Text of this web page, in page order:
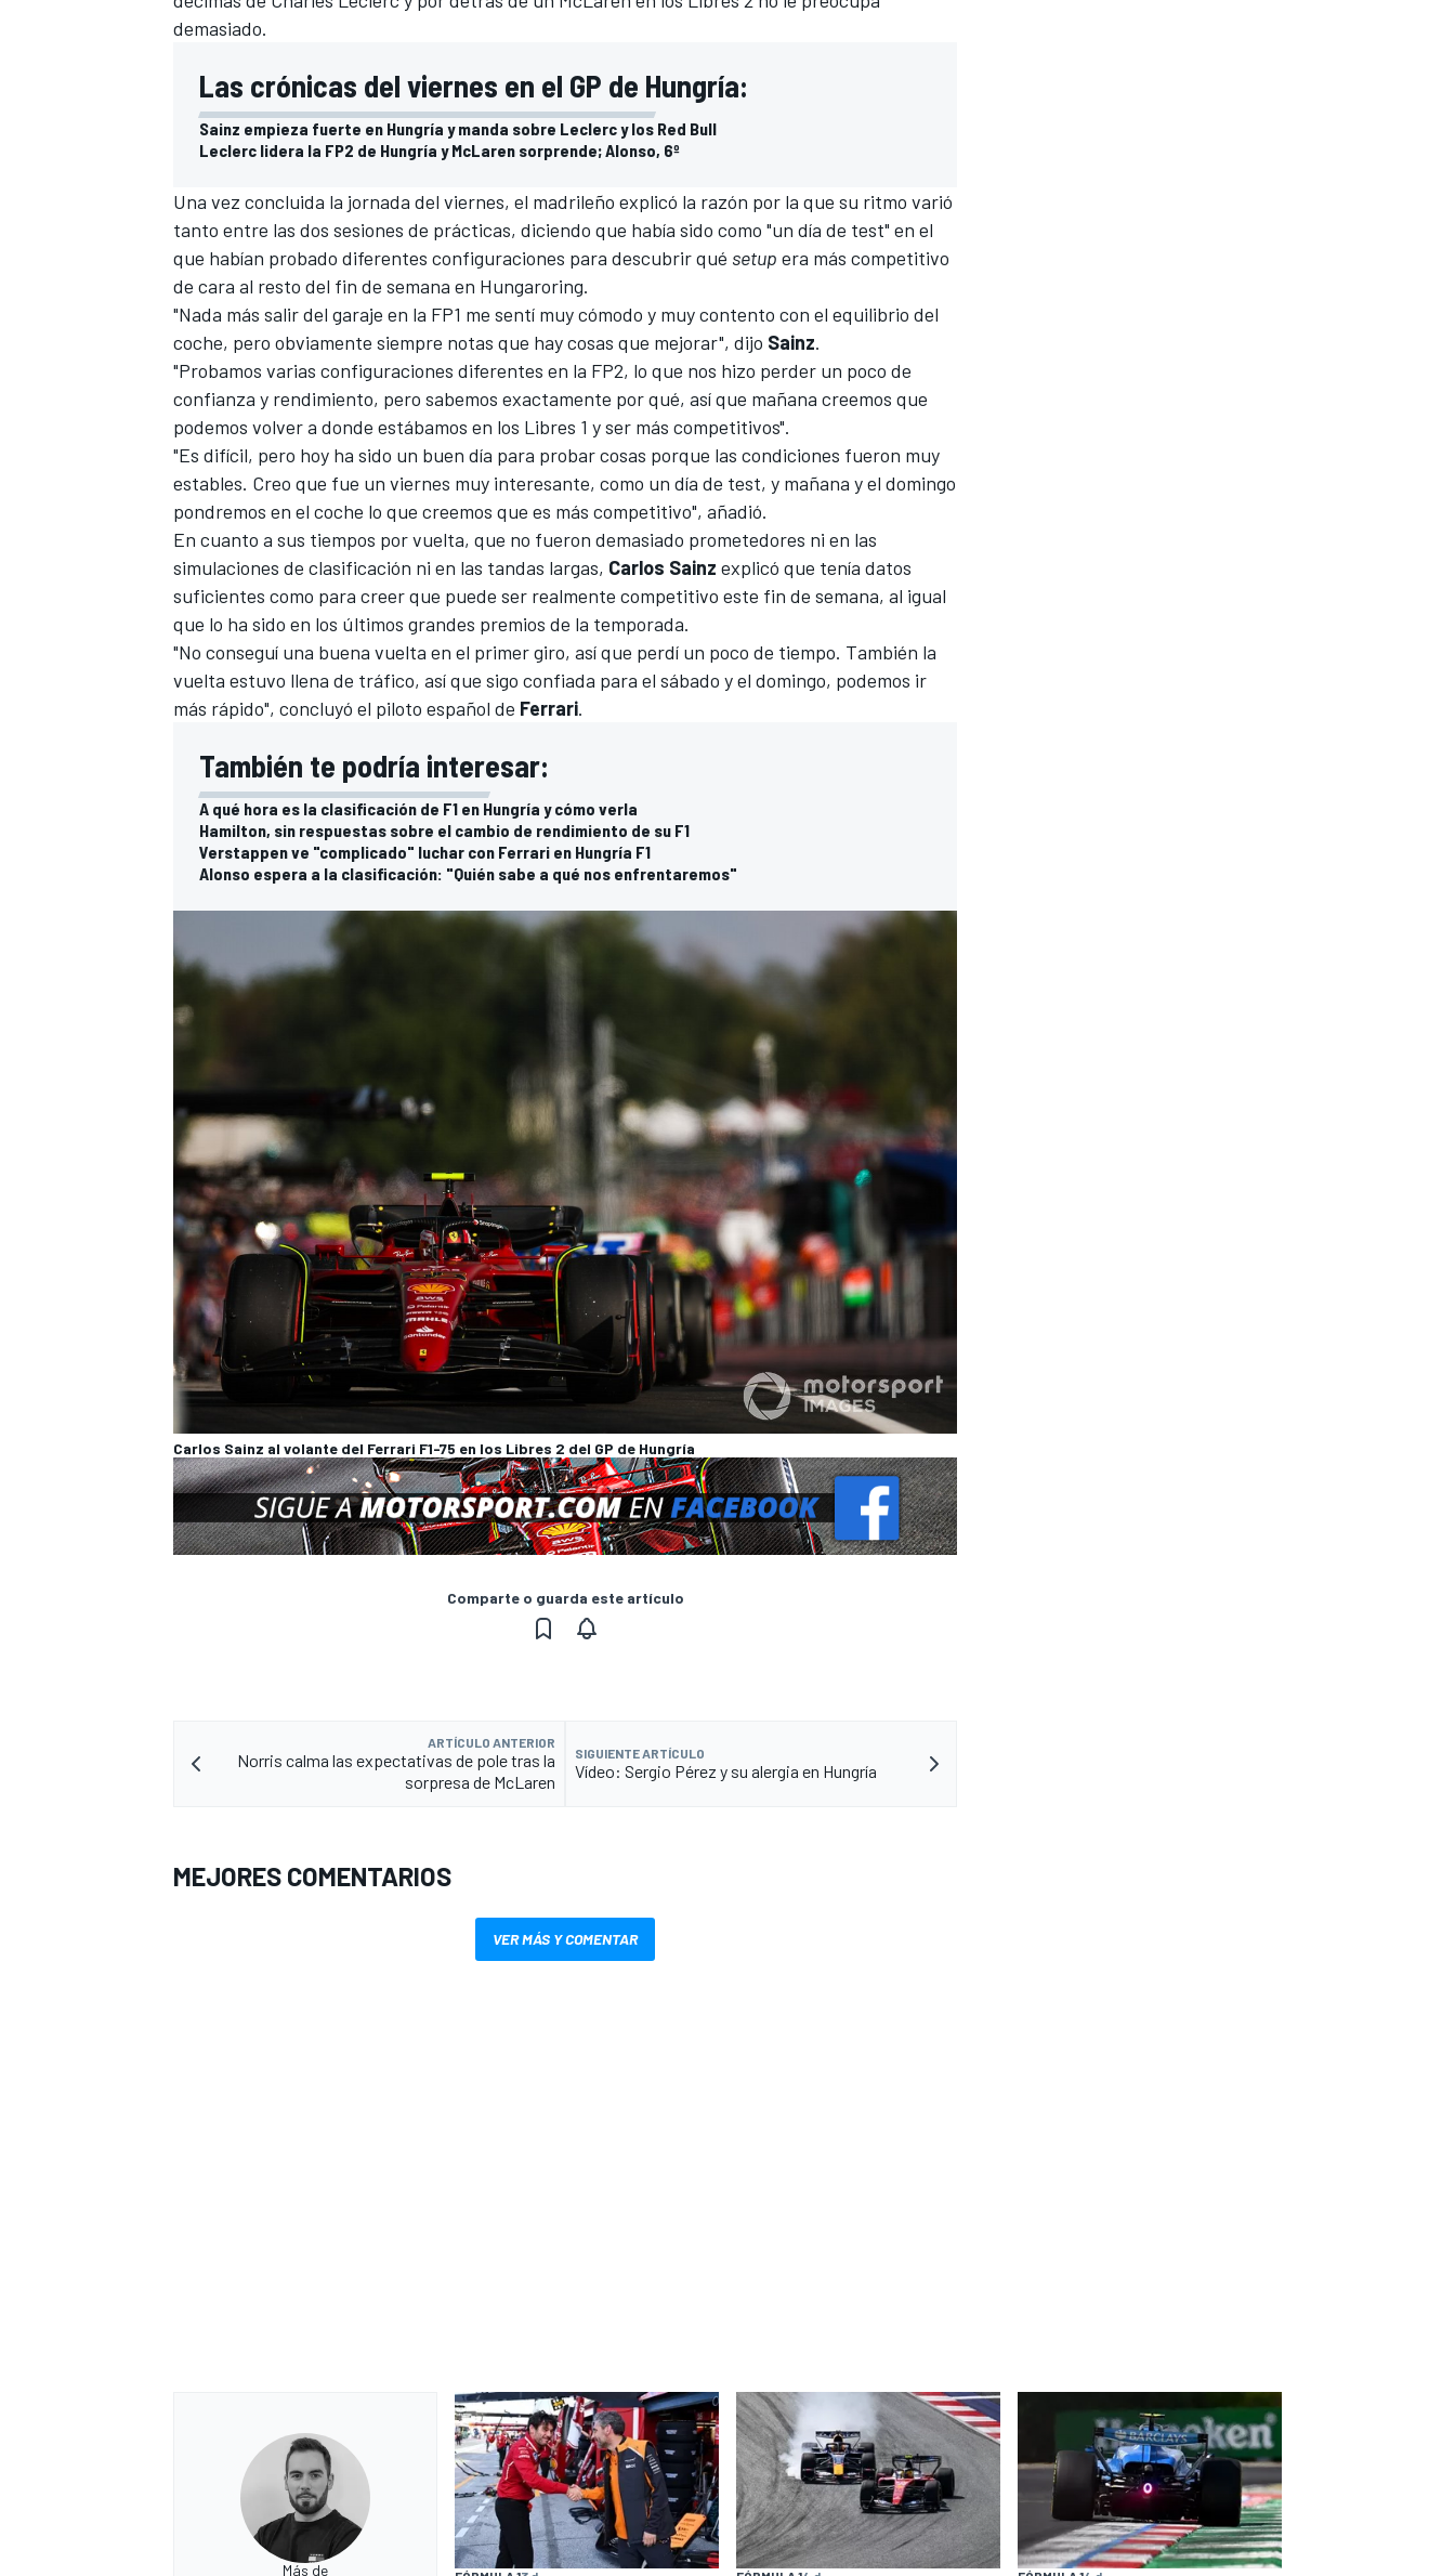
demasiado.
Las crónicas del viernes en el GP de Hungría:
Sainz empieza fuerte en Hungría y manda sobre Leclerc y los Red Bull
Leclerc lidera la FP2 de Hungría y McLaren sorprende; Alonso, 6º
Una vez concluida la jornada del viernes, el madrileño explicó la razón por la que su ritmo varió
tanto entre las dos sesiones de prácticas, diciendo que había sido como "un día de test" en el
que habían probado diferentes configuraciones para descubrir qué setup era más competitivo
de cara al resto del fin de semana en Hungaroring.
"Nada más salir del garaje en la FP1 me sentí muy cómodo y muy contento con el equilibrio del
coche, pero obviamente siempre notas que hay cosas que mejorar", dijo Sainz.
"Probamos varias configuraciones diferentes en la FP2, lo que nos hizo perder un poco de
confianza y rendimiento, pero sabemos exactamente por qué, así que mañana creemos que
podemos volver a donde estábamos en los Libres 1 y ser más competitivos".
"Es difícil, pero hoy ha sido un buen día para probar cosas porque las condiciones fueron muy
estables. Creo que fue un viernes muy interesante, como un día de test, y mañana y el domingo
pondremos en el coche lo que creemos que es más competitivo", añadió.
En cuanto a sus tiempos por vuelta, que no fueron demasiado prometedores ni en las
simulaciones de clasificación ni en las tandas largas, Carlos Sainz explicó que tenía datos
suficientes como para creer que puede ser realmente competitivo este fin de semana, al igual
que lo ha sido en los últimos grandes premios de la temporada.
"No conseguí una buena vuelta en el primer giro, así que perdí un poco de tiempo. También la
vuelta estuvo llena de tráfico, así que sigo confiada para el sábado y el domingo, podemos ir
más rápido", concluyó el piloto español de Ferrari.
También te podría interesar:
A qué hora es la clasificación de F1 en Hungría y cómo verla
Hamilton, sin respuestas sobre el cambio de rendimiento de su F1
Verstappen ve "complicado" luchar con Ferrari en Hungría F1
Alonso espera a la clasificación: "Quién sabe a qué nos enfrentaremos"
Carlos Sainz al volante del Ferrari F1-75 en los Libres 2 del GP de Hungría
Comparte o guarda este artículo
ARTÍCULO ANTERIOR
Norris calma las expectativas de pole tras la
sorpresa de McLaren
SIGUIENTE ARTÍCULO
Vídeo: Sergio Pérez y su alergia en Hungría
MEJORES COMENTARIOS
VER MÁS Y COMENTAR
Más de